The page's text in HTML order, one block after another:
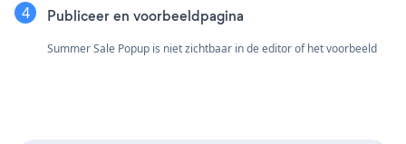
Publiceer en voorbeeldpagina
Summer Sale Popup is niet zichtbaar in de editor of het voorbeeld